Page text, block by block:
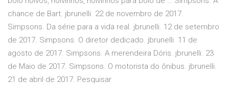
chance de Bart. jbrunelli. 22 de novembro de 2017.
Simpsons. Da série para a vida real. jbrunelli. 12 de setembro
de 2017. Simpsons. O diretor dedicado. jbrunelli. 11 de
agosto de 2017. Simpsons. A merendeira Dóris. jbrunelli. 23
de Maio de 2017. Simpsons. O motorista do ônibus. jbrunelli.
21 de abril de 2017. Pesquisar